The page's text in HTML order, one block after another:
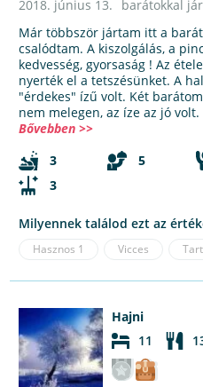
2018. június 13.
barátokkal
Már többször jártam itt a
csalódtam. A kiszolgálás, a
kedvesség, gyorsaság ! Az
nyerték el a tetszésünket. A
"érdekes" ízű volt. Két
nem melegen, az íze az jó volt.
Bővebben >>
3
5
3
Milyennek találod ezt az
Hasznos 1 Vicces
Hajni
11